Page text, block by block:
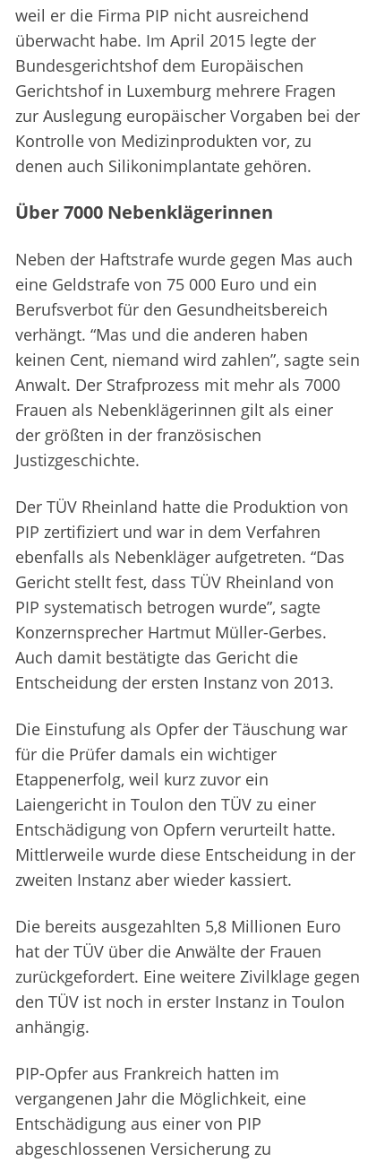
weil er die Firma PIP nicht ausreichend
überwacht habe. Im April 2015 legte der
Bundesgerichtshof dem Europäischen
Gerichtshof in Luxemburg mehrere Fragen
zur Auslegung europäischer Vorgaben bei der
Kontrolle von Medizinprodukten vor, zu
denen auch Silikonimplantate gehören.
Über 7000 Nebenklägerinnen
Neben der Haftstrafe wurde gegen Mas auch
eine Geldstrafe von 75 000 Euro und ein
Berufsverbot für den Gesundheitsbereich
verhängt. “Mas und die anderen haben
keinen Cent, niemand wird zahlen”, sagte sein
Anwalt. Der Strafprozess mit mehr als 7000
Frauen als Nebenklägerinnen gilt als einer
der größten in der französischen
Justizgeschichte.
Der TÜV Rheinland hatte die Produktion von
PIP zertifiziert und war in dem Verfahren
ebenfalls als Nebenkläger aufgetreten. “Das
Gericht stellt fest, dass TÜV Rheinland von
PIP systematisch betrogen wurde”, sagte
Konzernsprecher Hartmut Müller-Gerbes.
Auch damit bestätigte das Gericht die
Entscheidung der ersten Instanz von 2013.
Die Einstufung als Opfer der Täuschung war
für die Prüfer damals ein wichtiger
Etappenerfolg, weil kurz zuvor ein
Laiengericht in Toulon den TÜV zu einer
Entschädigung von Opfern verurteilt hatte.
Mittlerweile wurde diese Entscheidung in der
zweiten Instanz aber wieder kassiert.
Die bereits ausgezahlten 5,8 Millionen Euro
hat der TÜV über die Anwälte der Frauen
zurückgefordert. Eine weitere Zivilklage gegen
den TÜV ist noch in erster Instanz in Toulon
anhängig.
PIP-Opfer aus Frankreich hatten im
vergangenen Jahr die Möglichkeit, eine
Entschädigung aus einer von PIP
abgeschlossenen Versicherung zu